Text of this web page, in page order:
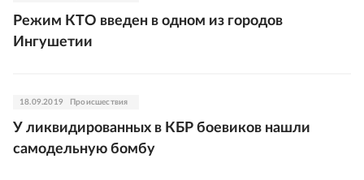
Режим КТО введен в одном из городов
Ингушетии
18.09.2019 Происшествия
У ликвидированных в КБР боевиков нашли
самодельную бомбу